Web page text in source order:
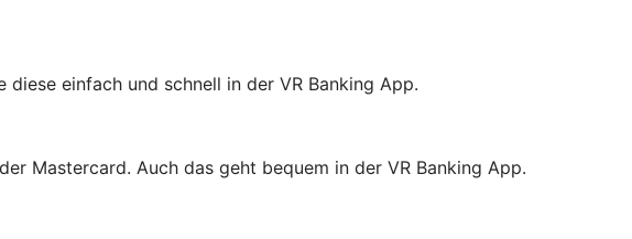
einfach und schnell in der VR Banking App.
Mastercard. Auch das geht bequem in der VR Banking App.